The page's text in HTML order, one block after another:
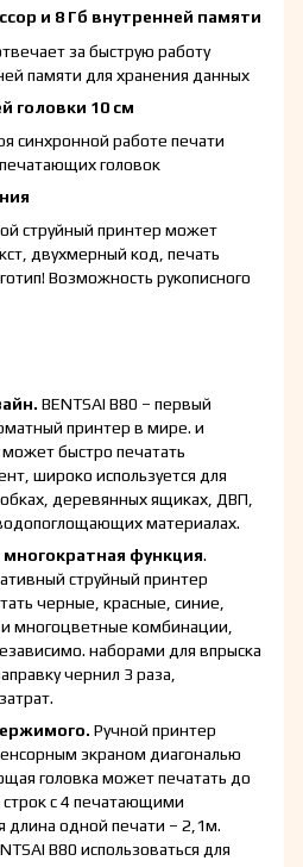
и 8 Гб внутренней памяти
за быструю работу
памяти для хранения данных
головки 10 см
синхронной работе печати
головок
струйный принтер может
двухмерный код, печать
Возможность рукописного
BENTSAI B80 – первый
принтер в мире. и
быстро печатать
широко используется для
деревянных ящиках, ДВП,
материалах.
функция.
струйный принтер
черные, красные, синие,
многоцветные комбинации,
наборами для впрыска
чернил 3 раза,
Ручной принтер
экраном диагональю
головка может печатать до
строк с 4 печатающими
длина одной печати – 2,1м.
B80 использоваться для